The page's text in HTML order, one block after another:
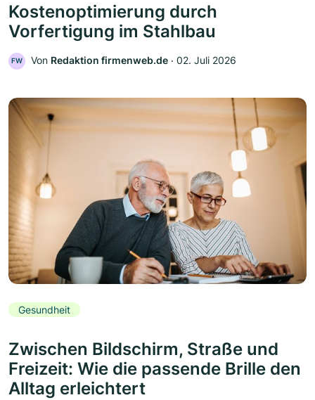
Kostenoptimierung durch
Vorfertigung im Stahlbau
FW Von Redaktion firmenweb.de ‧ 02. Juli 2026
Gesundheit
Zwischen Bildschirm, Straße und
Freizeit: Wie die passende Brille den
Alltag erleichtert